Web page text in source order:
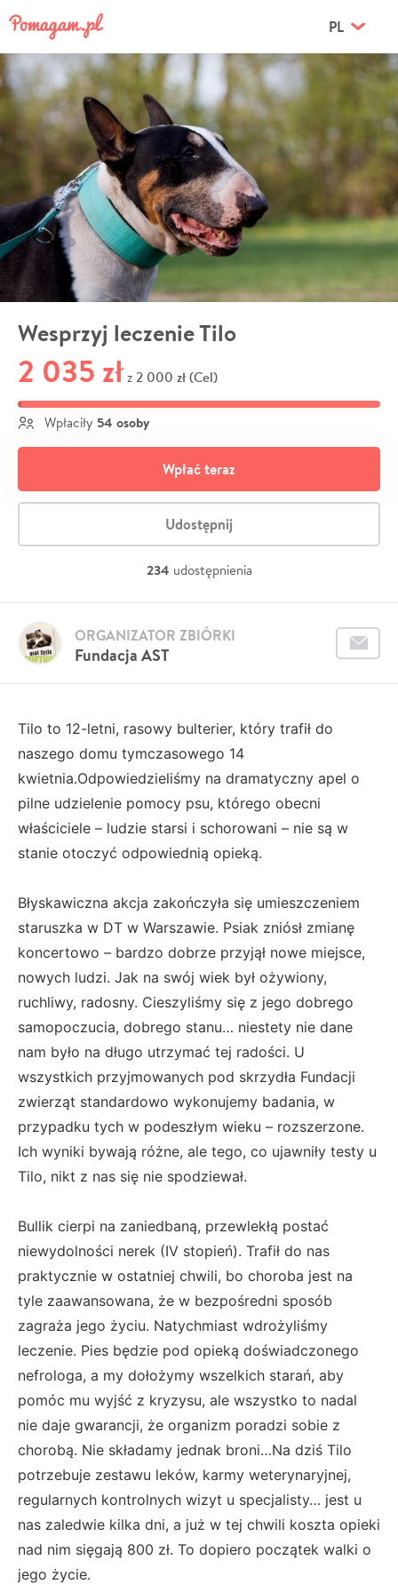
PL
Wesprzyj leczenie Tilo
2 035 zł z 2 000 zł (Cel)
Wpłaciły 54 osoby
Wpłać teraz
Udostępnij
234 udostępnienia
Fundacja AST
ORGANIZATOR ZBIÓRKI
Tilo to 12-letni, rasowy bulterier, który trafił do
naszego domu tymczasowego 14
kwietnia.Odpowiedzieliśmy na dramatyczny apel o
pilne udzielenie pomocy psu, którego obecni
właściciele – ludzie starsi i schorowani – nie są w
stanie otoczyć odpowiednią opieką.
Błyskawiczna akcja zakończyła się umieszczeniem
staruszka w DT w Warszawie. Psiak zniósł zmianę
koncertowo – bardzo dobrze przyjął nowe miejsce,
nowych ludzi. Jak na swój wiek był ożywiony,
ruchliwy, radosny. Cieszyliśmy się z jego dobrego
samopoczucia, dobrego stanu… niestety nie dane
nam było na długo utrzymać tej radości. U
wszystkich przyjmowanych pod skrzydła Fundacji
zwierząt standardowo wykonujemy badania, w
przypadku tych w podeszłym wieku – rozszerzone.
Ich wyniki bywają różne, ale tego, co ujawniły testy u
Tilo, nikt z nas się nie spodziewał.
Bullik cierpi na zaniedbaną, przewlekłą postać
niewydolności nerek (IV stopień). Trafił do nas
praktycznie w ostatniej chwili, bo choroba jest na
tyle zaawansowana, że w bezpośredni sposób
zagraża jego życiu. Natychmiast wdrożyliśmy
leczenie. Pies będzie pod opieką doświadczonego
nefrologa, a my dołożymy wszelkich starań, aby
pomóc mu wyjść z kryzysu, ale wszystko to nadal
nie daje gwarancji, że organizm poradzi sobie z
chorobą. Nie składamy jednak broni…Na dziś Tilo
potrzebuje zestawu leków, karmy weterynaryjnej,
regularnych kontrolnych wizyt u specjalisty… jest u
nas zaledwie kilka dni, a już w tej chwili koszta opieki
nad nim sięgają 800 zł. To dopiero początek walki o
jego życie.